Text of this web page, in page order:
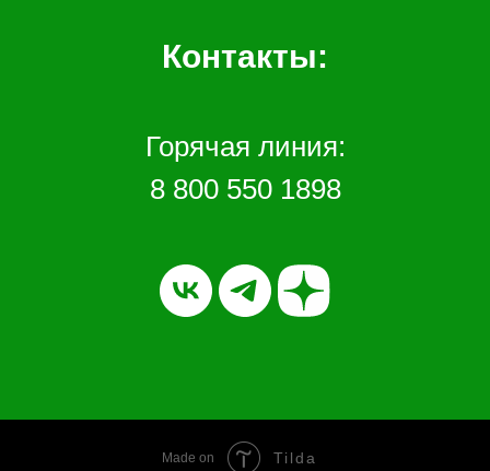
Контакты:
Горячая линия:
8 800 550 1898
Made on Tilda